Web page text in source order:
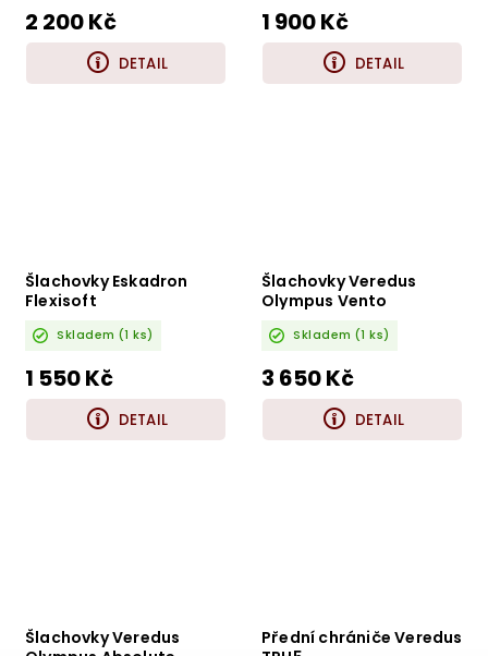
2 200 Kč
DETAIL
1 900 Kč
DETAIL
Šlachovky Eskadron
Flexisoft
Skladem (1 ks)
1 550 Kč
DETAIL
Šlachovky Veredus
Olympus Vento
Skladem (1 ks)
3 650 Kč
DETAIL
Šlachovky Veredus
Přední chrániče Veredus